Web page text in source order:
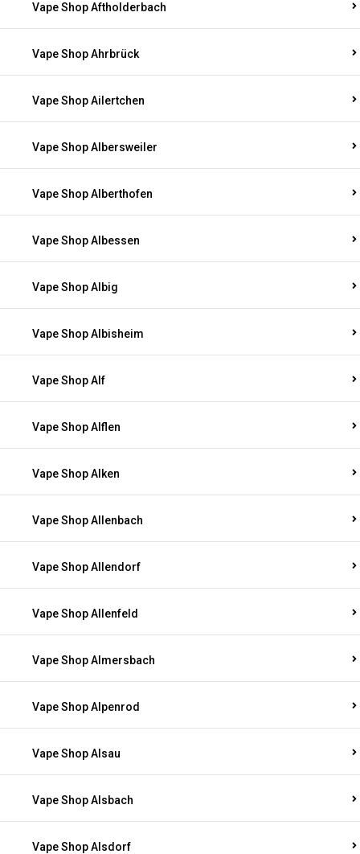
Vape Shop Aftholderbach
Vape Shop Ahrbrück
Vape Shop Ailertchen
Vape Shop Albersweiler
Vape Shop Alberthofen
Vape Shop Albessen
Vape Shop Albig
Vape Shop Albisheim
Vape Shop Alf
Vape Shop Alflen
Vape Shop Alken
Vape Shop Allenbach
Vape Shop Allendorf
Vape Shop Allenfeld
Vape Shop Almersbach
Vape Shop Alpenrod
Vape Shop Alsau
Vape Shop Alsbach
Vape Shop Alsdorf